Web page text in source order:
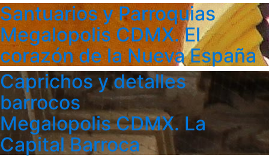
Santuarios y Parroquias
Megalopolis CDMX. El
corazón de la Nueva España
Caprichos y detalles
barrocos
Megalopolis CDMX. La
Capital Barroca